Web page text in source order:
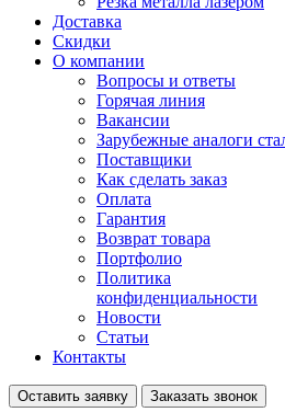
Доставка
Скидки
О компании
Вопросы и ответы
Горячая линия
Вакансии
Зарубежные аналоги
Поставщики
Как сделать заказ
Оплата
Гарантия
Возврат товара
Портфолио
Политика
конфиденциальности
Новости
Статьи
Контакты
Оставить заявку Заказать звонок